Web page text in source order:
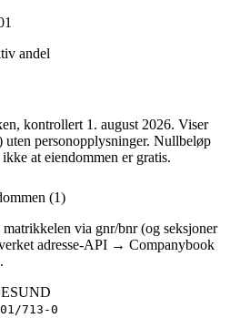
andel
, kontrollert 1. august 2026. Viser
personopplysninger. Nullbeløp
at eiendommen er gratis.
(1)
via gnr/bnr (og seksjoner
adresse-API → Companybook
.
713-0